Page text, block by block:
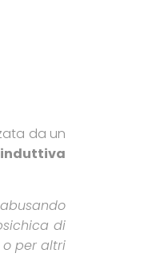
da un
di
per altri